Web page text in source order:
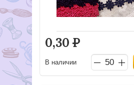
0,30 Р
В наличии